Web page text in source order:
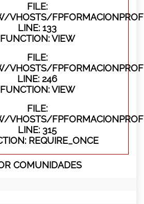
FILE:
LINE: 133
FUNCTION: VIEW
FILE:
LINE: 246
FUNCTION: VIEW
FILE:
LINE: 315
REQUIRE_ONCE
COMUNIDADES